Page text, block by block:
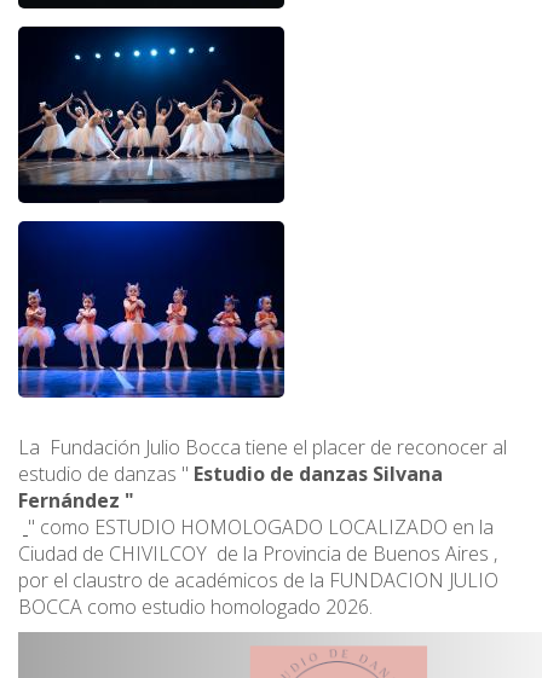
La Fundación Julio Bocca tiene el placer de reconocer al
estudio de danzas " Estudio de danzas Silvana
Fernández "
" como ESTUDIO HOMOLOGADO LOCALIZADO en la
Ciudad de CHIVILCOY de la Provincia de Buenos Aires ,
por el claustro de académicos de la FUNDACION JULIO
BOCCA como estudio homologado 2026.